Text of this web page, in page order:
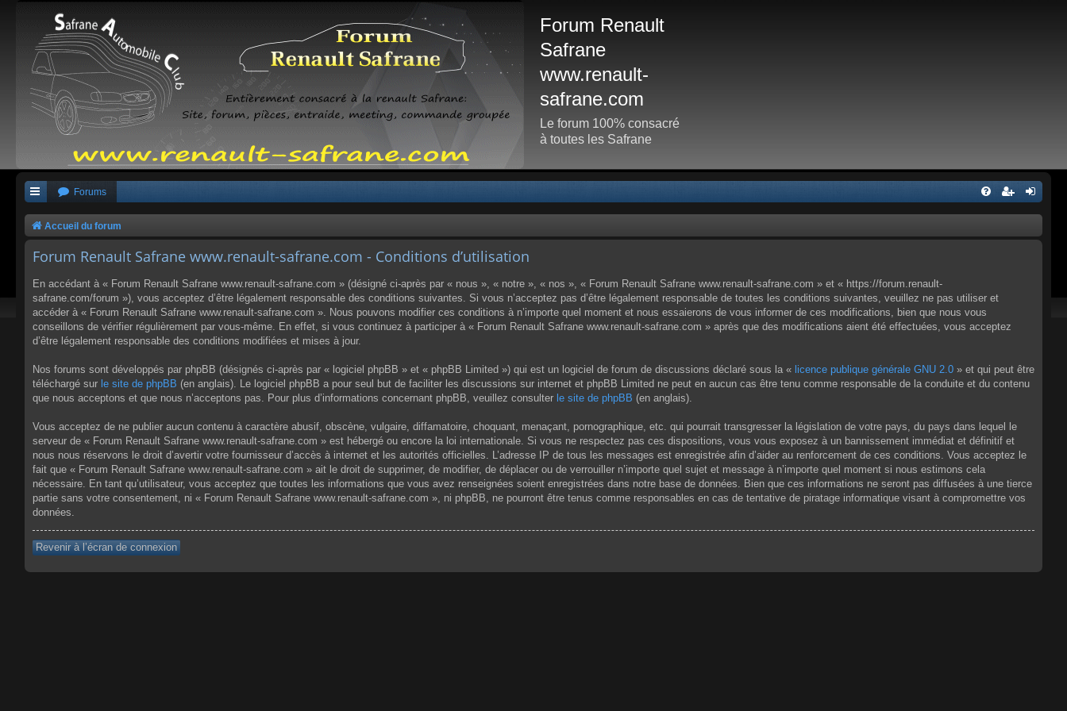
Forum Renault
Safrane
www.renault-
safrane.com
Le forum 100% consacré
à toutes les Safrane
Forums
Accueil du forum
Forum Renault Safrane www.renault-safrane.com - Conditions d’utilisation
En accédant à « Forum Renault Safrane www.renault-safrane.com » (désigné ci-après par « nous », « notre », « nos », « Forum Renault Safrane www.renault-safrane.com » et « https://forum.renault-
safrane.com/forum »), vous acceptez d’être légalement responsable des conditions suivantes. Si vous n’acceptez pas d’être légalement responsable de toutes les conditions suivantes, veuillez ne pas utiliser et
accéder à « Forum Renault Safrane www.renault-safrane.com ». Nous pouvons modifier ces conditions à n’importe quel moment et nous essaierons de vous informer de ces modifications, bien que nous vous
conseillons de vérifier régulièrement par vous-même. En effet, si vous continuez à participer à « Forum Renault Safrane www.renault-safrane.com » après que des modifications aient été effectuées, vous acceptez
d’être légalement responsable des conditions modifiées et mises à jour.
Nos forums sont développés par phpBB (désignés ci-après par « logiciel phpBB » et « phpBB Limited ») qui est un logiciel de forum de discussions déclaré sous la « licence publique générale GNU 2.0 » et qui peut être
téléchargé sur le site de phpBB (en anglais). Le logiciel phpBB a pour seul but de faciliter les discussions sur internet et phpBB Limited ne peut en aucun cas être tenu comme responsable de la conduite et du contenu
que nous acceptons et que nous n’acceptons pas. Pour plus d’informations concernant phpBB, veuillez consulter le site de phpBB (en anglais).
Vous acceptez de ne publier aucun contenu à caractère abusif, obscène, vulgaire, diffamatoire, choquant, menaçant, pornographique, etc. qui pourrait transgresser la législation de votre pays, du pays dans lequel le
serveur de « Forum Renault Safrane www.renault-safrane.com » est hébergé ou encore la loi internationale. Si vous ne respectez pas ces dispositions, vous vous exposez à un bannissement immédiat et définitif et
nous nous réservons le droit d’avertir votre fournisseur d’accès à internet et les autorités officielles. L’adresse IP de tous les messages est enregistrée afin d’aider au renforcement de ces conditions. Vous acceptez le
fait que « Forum Renault Safrane www.renault-safrane.com » ait le droit de supprimer, de modifier, de déplacer ou de verrouiller n’importe quel sujet et message à n’importe quel moment si nous estimons cela
nécessaire. En tant qu’utilisateur, vous acceptez que toutes les informations que vous avez renseignées soient enregistrées dans notre base de données. Bien que ces informations ne seront pas diffusées à une tierce
partie sans votre consentement, ni « Forum Renault Safrane www.renault-safrane.com », ni phpBB, ne pourront être tenus comme responsables en cas de tentative de piratage informatique visant à compromettre vos
données.
Revenir à l’écran de connexion